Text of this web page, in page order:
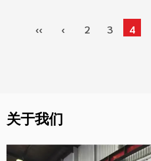
‹‹ ‹ 2 3 4
关于我们